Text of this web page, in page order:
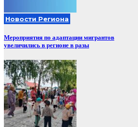
Новости Региона
Мероприятия по адаптации мигрантов
увеличились в регионе в разы